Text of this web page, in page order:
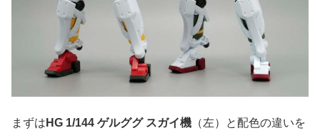
まずは HG 1/144 ゲルググ スガイ機 （左）と配色の違いを